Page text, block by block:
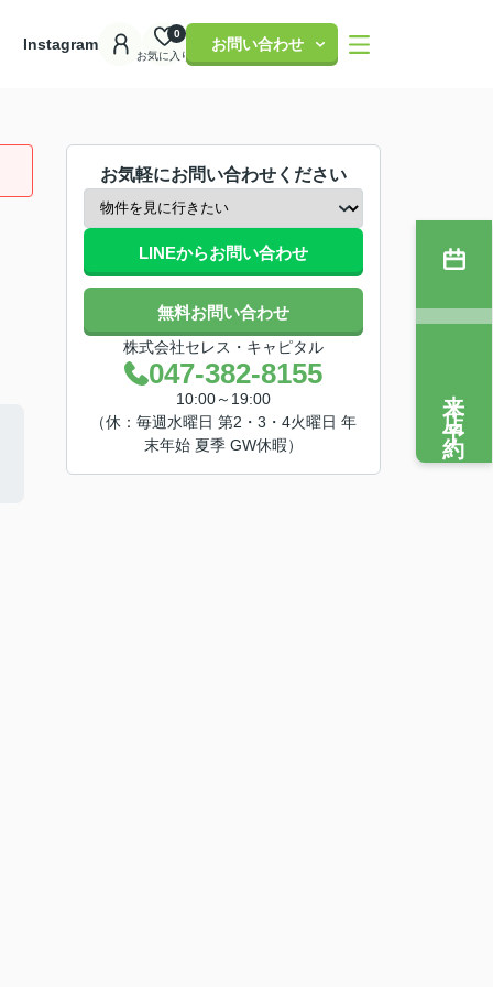
Instagram
お気に入り
0
お問い合わせ
お気軽にお問い合わせください
LINEからお問い合わせ
無料お問い合わせ
株式会社セレス・キャピタル
047-382-8155
10:00～19:00
（休：毎週水曜日 第2・3・4火曜日 年
末年始 夏季 GW休暇）
来店予約